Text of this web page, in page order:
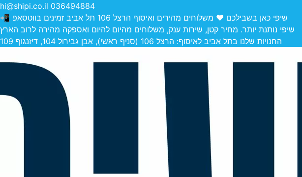
036494884
hi@shipi.co.il
שיפי כאן בשבילכם ❤️ משלוחים מהירים ואיסוף הרצל 106 תל אביב זמינים בווטסאפ 📲
שיפי נותנת יותר. מחיר קטן, שירות ענק, משלוחים מהיום להיום ואספקה מהירה לרוב הארץ
החנויות שלנו בתל אביב לאיסוף: הרצל 106 (סניף ראשי), אבן גבירול 104, דיזנגוף 109